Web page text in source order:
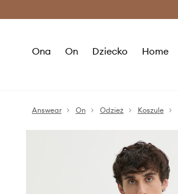
Ona On Dziecko Home
Answear On Odzież Koszule